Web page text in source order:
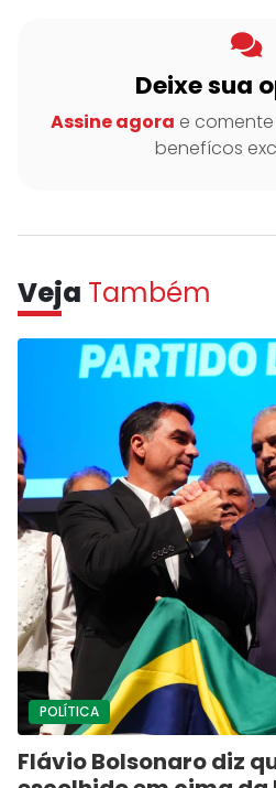
Deixe sua
Assine agora e
benefícos
Veja Também
POLÍTICA
Flávio Bolsonaro diz